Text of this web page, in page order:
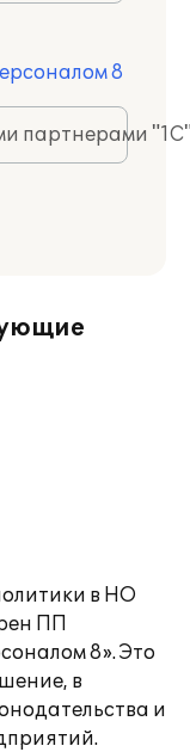
8
партнерами
в НО
ПП
8». Это
в
и